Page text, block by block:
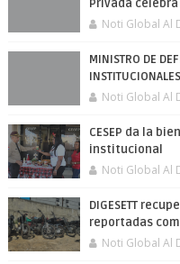
Privada
Noti Global Al
MINISTRO DE
Noti Global Al
CESEP da la
institucional
Noti Global Al
DIGESETT
reportadas
Noti Global Al